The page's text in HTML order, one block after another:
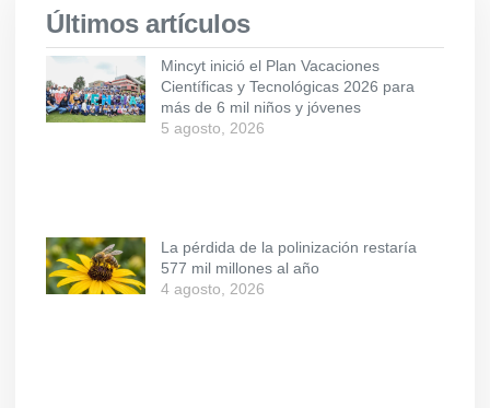
Últimos artículos
Mincyt inició el Plan Vacaciones
Científicas y Tecnológicas 2026 para
más de 6 mil niños y jóvenes
5 agosto, 2026
La pérdida de la polinización restaría
577 mil millones al año
4 agosto, 2026